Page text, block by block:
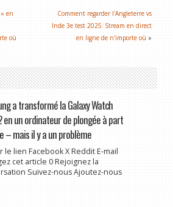
en
où
Comment regarder l'Angleterre vs
Inde 3e test 2025: Stream en direct
en ligne de n'importe où »
a transformé la Galaxy Watch
en un ordinateur de plongée à part
– mais il y a un problème
le lien Facebook X Reddit E-mail
cet article 0 Rejoignez la
Suivez-nous Ajoutez-nous